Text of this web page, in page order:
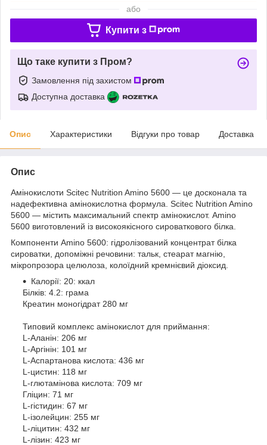
або
Купити з
Що таке купити з Пром?
Замовлення під захистом
Доступна доставка
Опис Характеристики Відгуки про товар Доставка
Опис
Амінокислоти Scitec Nutrition Amino 5600 — це досконала та
надефективна амінокислотна формула. Scitec Nutrition Amino
5600 — містить максимальний спектр амінокислот. Amino
5600 виготовлений із високоякісного сироваткового білка.
Компоненти Amino 5600: гідролізований концентрат білка
сироватки, допоміжні речовини: тальк, стеарат магнію,
мікропрозора целюлоза, колоїдний кремнієвий діоксид.
Калорії: 20: ккал
Білків: 4.2: грама
Креатин моногідрат 280 мг
Типовий комплекс амінокислот для приймання:
L-Аланін: 206 мг
L-Аргінін: 101 мг
L-Аспартанова кислота: 436 мг
L-цистин: 118 мг
L-глютамінова кислота: 709 мг
Гліцин: 71 мг
L-гістидин: 67 мг
L-ізолейцин: 255 мг
L-ліцитин: 432 мг
L-лізин: 423 мг